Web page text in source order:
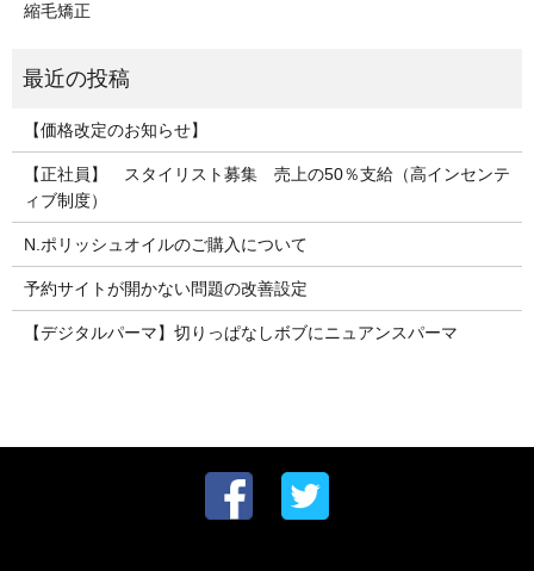
縮毛矯正
【価格改定のお知らせ】
【正社員】 スタイリスト募集 売上の50％支給（高インセンテ
ィブ制度）
N.ポリッシュオイルのご購入について
予約サイトが開かない問題の改善設定
【デジタルパーマ】切りっぱなしボブにニュアンスパーマ